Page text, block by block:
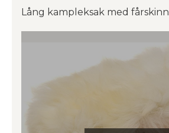
Lång kampleksak med fårskinn